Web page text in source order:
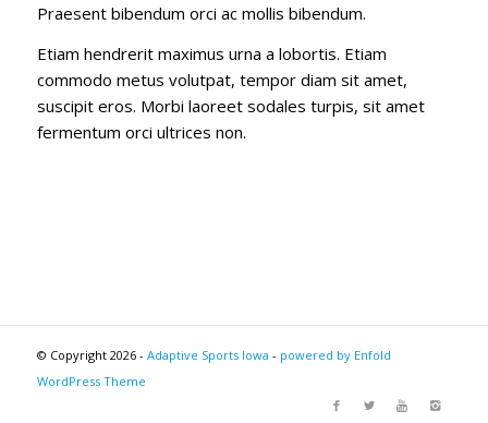
Praesent bibendum orci ac mollis bibendum.
Etiam hendrerit maximus urna a lobortis. Etiam
commodo metus volutpat, tempor diam sit amet,
suscipit eros. Morbi laoreet sodales turpis, sit amet
fermentum orci ultrices non.
© Copyright 2026 - Adaptive Sports Iowa - powered by Enfold
WordPress Theme